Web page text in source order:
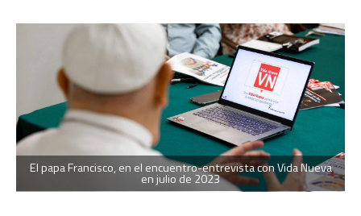
El papa Francisco, en el encuentro-entrevista con Vida Nueva
en julio de 2023